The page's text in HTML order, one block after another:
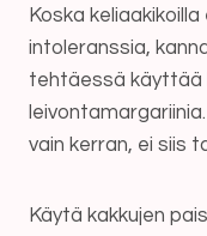
Koska
intoleranssia,
tehtäessä käyttää
vain kerran, ei siis
Käytä kakkujen